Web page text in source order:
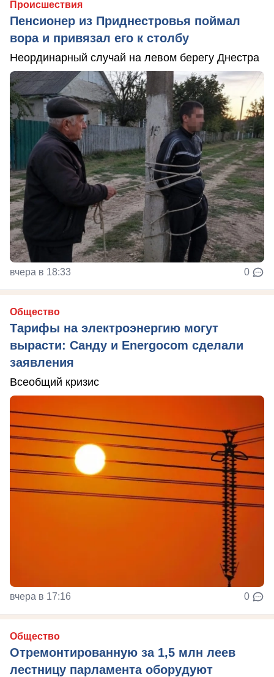
Происшествия
Пенсионер из Приднестровья поймал
вора и привязал его к столбу
Неординарный случай на левом берегу Днестра
вчера в 18:33 0
Общество
Тарифы на электроэнергию могут
вырасти: Санду и Energocom сделали
заявления
Всеобщий кризис
вчера в 17:16 0
Общество
Отремонтированную за 1,5 млн леев
лестницу парламента оборудуют